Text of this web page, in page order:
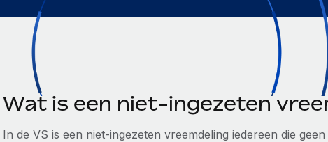
Wat is een niet-ingezeten
In de VS is een niet-ingezeten vreemdeling iedereen die